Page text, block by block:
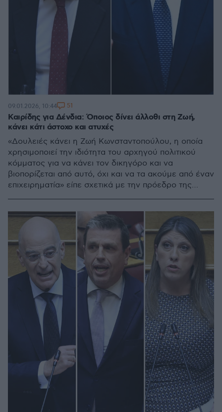
Καιρίδης για Δένδια: Όποιος δίνει άλλοθι στη Ζωή,
κάνει κάτι άστοχο και ατυχές
«Δουλειές κάνει η Ζωή Κωνσταντοπούλου, η οποία
χρησιμοποιεί την ιδιότητα του αρχηγού πολιτικού
κόμματος για να κάνει τον δικηγόρο και να
βιοπορίζεται από αυτό, όχι και να τα ακούμε από έναν
επιχειρηματία» είπε σχετικά με την πρόεδρο της
09.01.2026, 10:44 51